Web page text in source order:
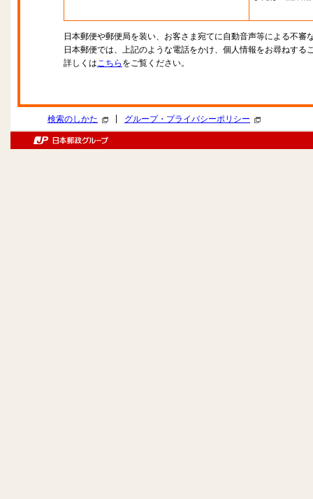
日本郵便や郵便局を装い、お客さま宛てに自動音声等による不審
日本郵便では、上記のような電話をかけ、個人情報をお尋ねする
詳しくはこちら をご覧ください。
検索のしかた グループ・プライバシーポリシー